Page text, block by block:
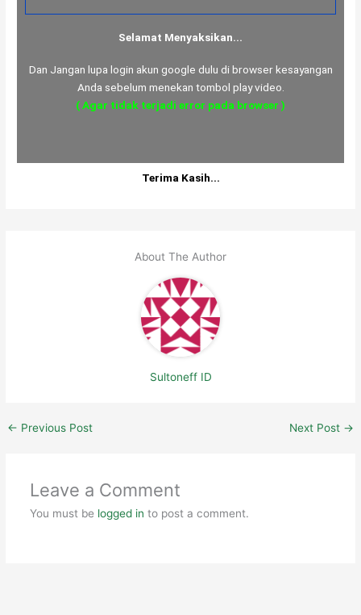
Selamat Menyaksikan...
Dan Jangan lupa login akun google dulu di browser kesayangan
Anda sebelum menekan tombol play video.
( Agar tidak terjadi error pada browser )
Terima Kasih...
About The Author
Sultoneff ID
← Previous Post Next Post →
Leave a Comment
You must be logged in to post a comment.